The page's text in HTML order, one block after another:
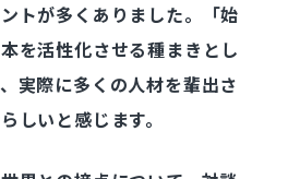
トが多くありました。「始
を活性化させる種まきとし
実際に多くの人材を輩出さ
しいと感じます。